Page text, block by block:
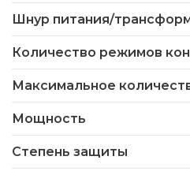
Шнур питания/
Количество режимов
Максимальное
Мощность
Степень защиты